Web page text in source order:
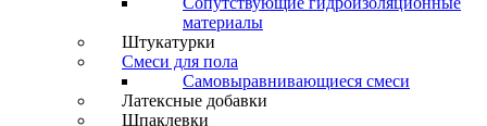
материалы
Штукатурки
Смеси для пола
Самовыравнивающиеся смеси
Латексные добавки
Шпаклевки